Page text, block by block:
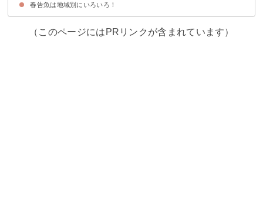
⑩シロウオ
⑪サクラダイ
春告魚は地域別にいろいろ！
（このページにはPRリンクが含まれています）